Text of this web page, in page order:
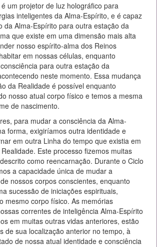
um projetor de luz holográfico para
inteligentes da Alma-Espírito, e é capaz
da Alma-Espírito para outra estação da
que existe em uma dimensão mais alta
nosso espírito-alma dos Reinos
em nossas células, enquanto
para outra estação da
neste momento. Essa mudança
da Realidade é possível enquanto
nosso atual corpo físico e temos a mesma
de nascimento.
para mudar a consciência da Alma-
forma, exigiríamos outra identidade e
em outra Linha do tempo que existia em
Este processo fizemos muitas
como reencarnação. Durante o Ciclo
a capacidade única de mudar a
nossos corpos conscientes, enquanto
sucessão de iniciações espirituais,
mesmo corpo físico. As memórias
correntes de inteligência Alma-Espírito
em muitas outras vidas anteriores, estão
de sua localização anterior no tempo, à
de nossa atual identidade e consciência